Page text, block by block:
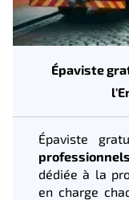
Épaviste
Épaviste
dédiée à la
en charge